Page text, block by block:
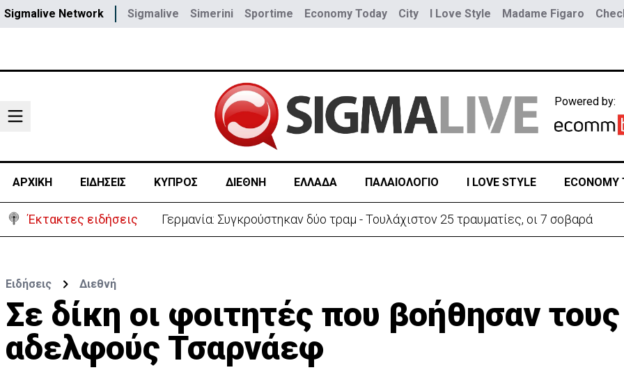
Sigmalive Network Sigmalive Simerini Sportime Economy Today City I Love Style Madame Figaro
Powered by:
ΑΡΧΙΚΗ ΕΙΔΗΣΕΙΣ ΚΥΠΡΟΣ ΔΙΕΘΝΗ ΕΛΛΑΔΑ ΠΑΛΑΙΟΛΟΓΙΟ I LOVE STYLE ECONOMY
Έκτακτες ειδήσεις Γερμανία: Συγκρούστηκαν δύο τραμ - Τουλάχιστον 25 τραυματίες, οι 7 σοβαρά
Ειδήσεις Διεθνή
Σε δίκη οι φοιτητές που βοήθησαν τους
αδελφούς Τσαρνάεφ